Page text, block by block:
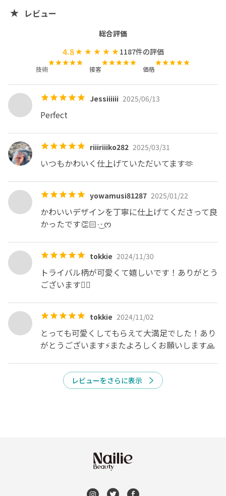
・ジェルを塗り始めましたらスマホやタブレット操作はお
控えください。
ため、髪や顔を触る行為もお控えください。
・当サロンは、カウンセリング以外の会話を控えさせてい
ただいております。タブレットを用意していますので、
ではないので、会話したい方はおしゃべりを楽しみましょ
う。
・カウンセリング後のオーダーを受け付けることがお時間
ウンセリング中にお伝えいただきますようお願いいたしま
す。
・とてもラフな形で営業しています。お友達のお家に遊び
に行く感じで、リラックスしてお過ごしください( • ̀ω•́ )✧
分は飲んでください。ウォーターサーバーを完備してます
ので、お水くださいはお気軽に〜♡
予約(日時、メニュー、オフなし)の変更及びキャンセル料
金が発生いたします。いかなる理由がございましても、別
日時にて無償対応は承りません。(災害を除き)
キャンセル料：前日50% 当日100%
《 お客様都合による遅刻 》
《 対応の遅れにつきまして 》
たせしてしまうことや、施術中に他のお客様へ対応(LINE,
レビュー
総合評価
4.8 1187件の評価
技術 接客 価格
Jessiiiiii 2025/06/13
Perfect
riiiriiiko282 2025/03/31
いつもかわいく仕上げていただいてます🫶
yowamusi81287 2025/01/22
かわいいデザインを丁寧に仕上げてくださって良
かったです👏🏻·͜·ᰔ
tokkie 2024/11/30
トライバル柄が可愛くて嬉しいです！ありがとう
ございます❤️‍🔥
tokkie 2024/11/02
とっても可愛くしてもらえて大満足でした！あり
がとうございます⚡️またよろしくお願いします🙏
レビューをさらに表示